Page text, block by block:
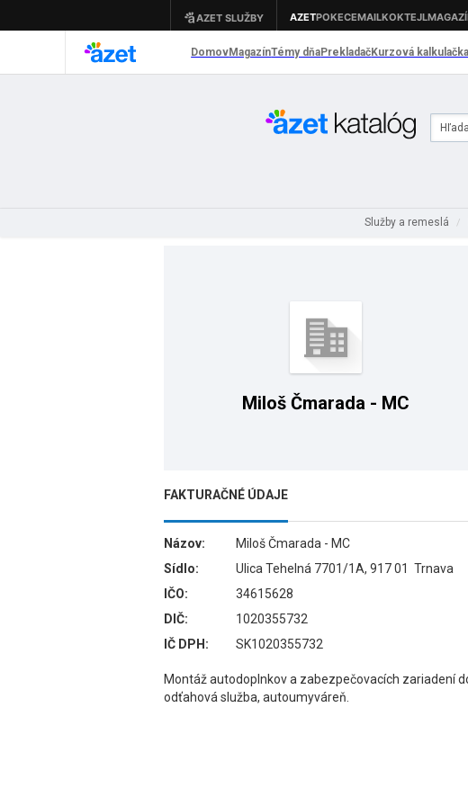
Služby a remeslá /
Miloš Čmarada - MC
FAKTURAČNÉ ÚDAJE
Názov:
Miloš Čmarada - MC
Sídlo:
Ulica Tehelná 7701/1A, 917 01 Trnava
IČO:
34615628
DIČ:
1020355732
IČ DPH:
SK1020355732
Montáž autodoplnkov a zabezpečovacích zariadení
odťahová služba, autoumyváreň.